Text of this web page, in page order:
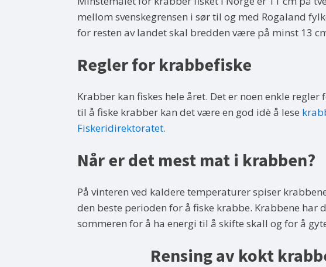
mellom svenskegrensen i sør til og med Rogaland
for resten av landet skal bredden være på minst 13
Regler for krabbefiske
Krabber kan fiskes hele året. Det er noen enkle
til å fiske krabber kan det være en god idè å lese
Fiskeridirektoratet.
Når er det mest mat i krabben?
På vinteren ved kaldere temperaturer spiser
den beste perioden for å fiske krabbe. Krabbene har
sommeren for å ha energi til å skifte skall og for å
Rensing av kokt